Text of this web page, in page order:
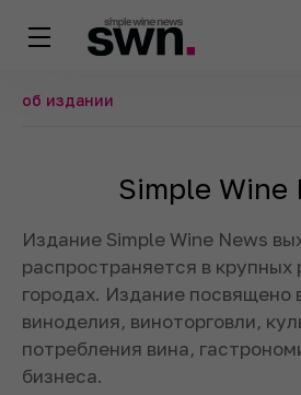
об издании
Simple Wine
Издание Simple Wine News
распространяется в крупных
городах. Издание посвящено
виноделия, виноторговли,
потребления вина,
бизнеса.